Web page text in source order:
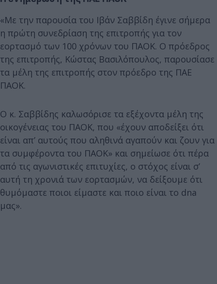
«Με την παρουσία του Ιβάν Σαββίδη έγινε σήμερα
η πρώτη συνεδρίαση της επιτροπής για τον
εορτασμό των 100 χρόνων του ΠΑΟΚ. Ο πρόεδρος
της επιτροπής, Κώστας Βασιλόπουλος, παρουσίασε
τα μέλη της επιτροπής στον πρόεδρο της ΠΑΕ
ΠΑΟΚ.
Ο κ. Σαββίδης καλωσόρισε τα εξέχοντα μέλη της
οικογένειας του ΠΑΟΚ, που «έχουν αποδείξει ότι
είναι απ’ αυτούς που αληθινά αγαπούν και ζουν για
τα συμφέροντα του ΠΑΟΚ» και σημείωσε ότι πέρα
από τις αγωνιστικές επιτυχίες, ο στόχος είναι σ’
αυτή τη χρονιά των εορτασμών, να δείξουμε ότι
θυμόμαστε ποιοι είμαστε και ποιο είναι το dna
μας».